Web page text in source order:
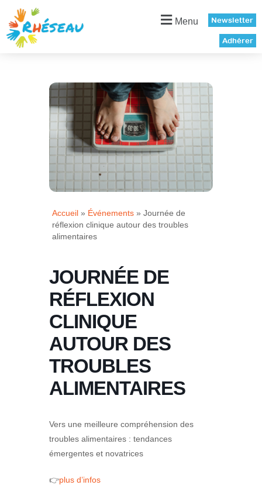
Menu Newsletter
Adhérer
Accueil » Événements » Journée de
réflexion clinique autour des troubles
alimentaires
JOURNÉE DE
RÉFLEXION
CLINIQUE
AUTOUR DES
TROUBLES
ALIMENTAIRES
Vers une meilleure compréhension des
troubles alimentaires : tendances
émergentes et novatrices
👉plus d’infos
Panneau de gestion des cookies